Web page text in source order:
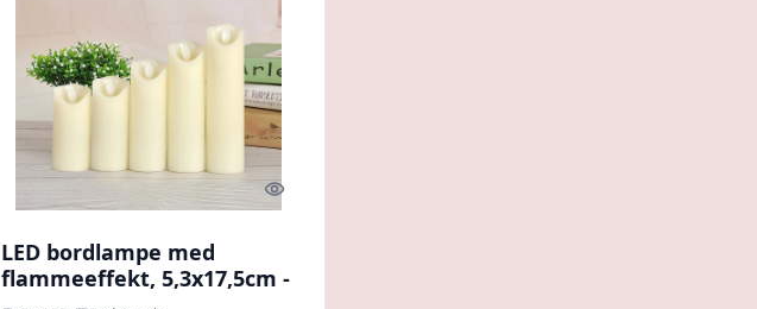
Quick look
LED bordlampe med
flammeeffekt, 5,3x17,5cm -